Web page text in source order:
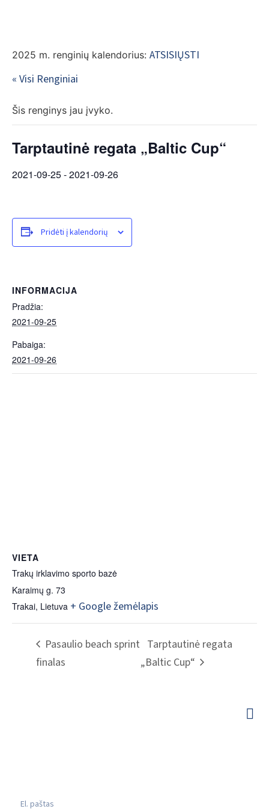
2025 m. renginių kalendorius: ATSISIŲSTI
« Visi Renginiai
Šis renginys jau įvyko.
Tarptautinė regata „Baltic Cup“
2021-09-25-2021-09-26
Pridėti į kalendorių
INFORMACIJA
Pradžia:
2021-09-25
Pabaiga:
2021-09-26
VIETA
Trakų irklavimo sporto bazė
Karaimų g. 73
Trakai, Lietuva + Google žemėlapis
Pasaulio beach sprint
finalas
Tarptautinė regata
„Baltic Cup“